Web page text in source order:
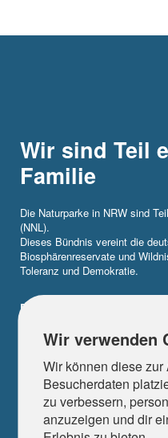
Wir verwenden
Wir können diese
Besucherdaten
zu verbessern,
anzuzeigen und dir
Wir sind Teil
Familie
Die Naturparke in NRW sind
(NNL).
Dieses Bündnis vereint die
Biosphärenreservate und
Toleranz und Demokratie.
Erfahre hier mehr!
© 2026 Koordinierungsstelle
vorbehalten